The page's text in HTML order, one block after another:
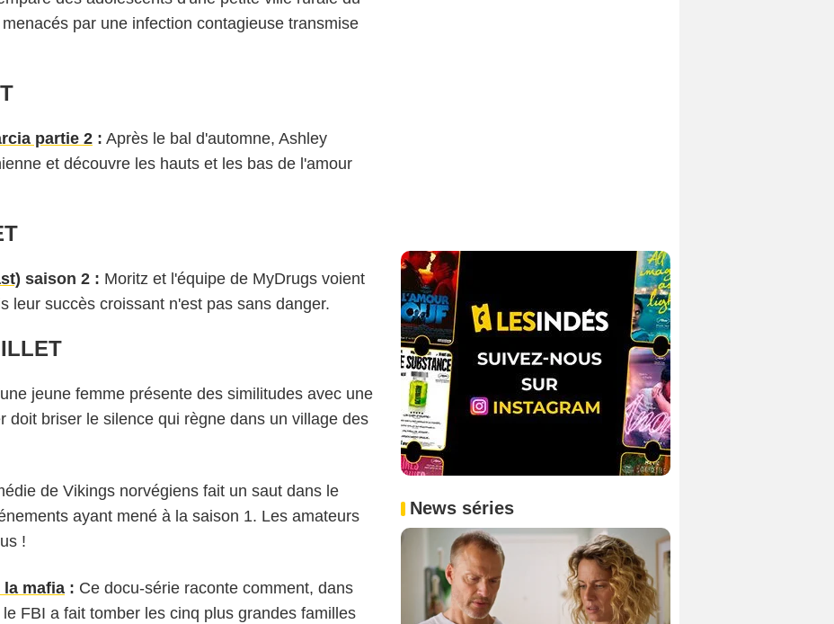
par une infection contagieuse transmise
partie 2 : Après le bal d'automne, Ashley
et découvre les hauts et les bas de l'amour
saison 2 : Moritz et l'équipe de MyDrugs voient
leur succès croissant n'est pas sans danger.
jeune femme présente des similitudes avec une
doit briser le silence qui règne dans un village des
de Vikings norvégiens fait un saut dans le
ayant mené à la saison 1. Les amateurs
!
la mafia : Ce docu-série raconte comment, dans
FBI a fait tomber les cinq plus grandes familles
News séries